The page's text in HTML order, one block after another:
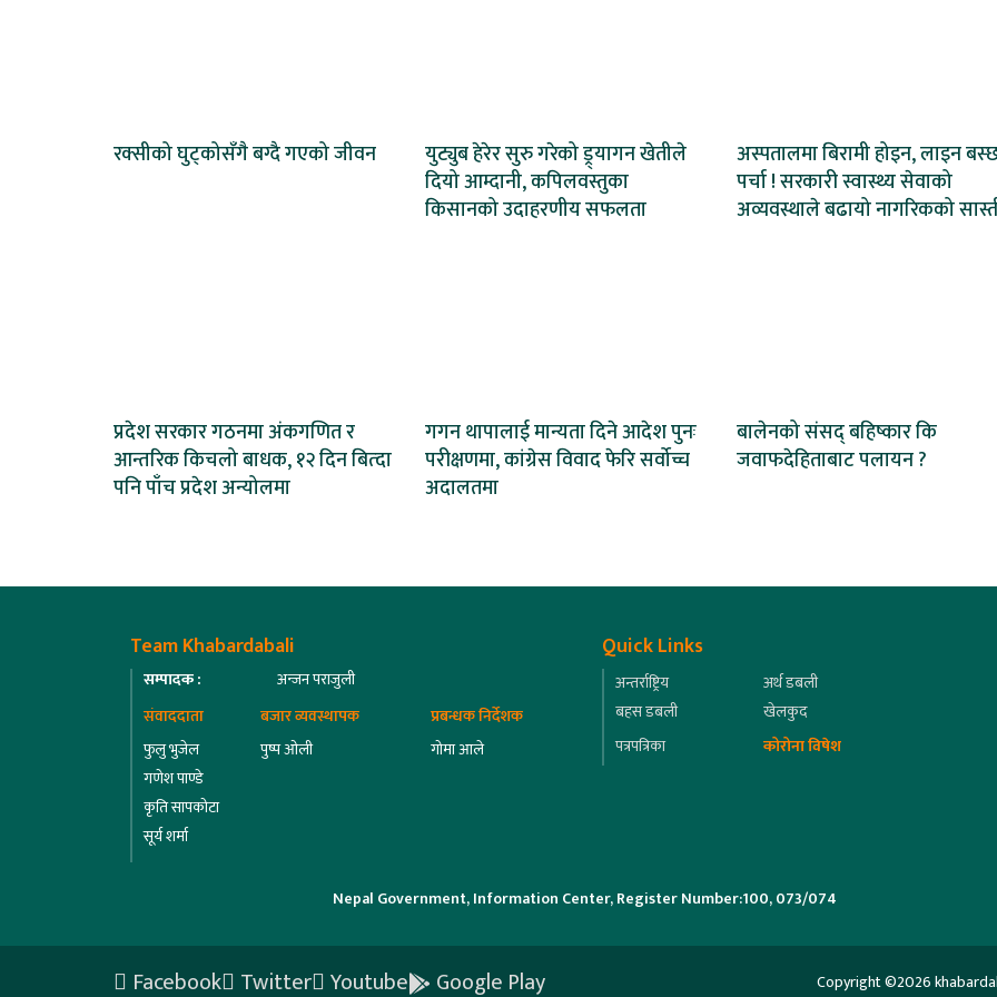
रक्सीको घुट्कोसँगै बग्दै गएको जीवन
युट्युब हेरेर सुरु गरेको ड्र्यागन खेतीले
दियो आम्दानी, कपिलवस्तुका
किसानको उदाहरणीय सफलता
अस्पतालमा बिरामी होइन, लाइन
पर्चा ! सरकारी स्वास्थ्य सेवाको
अव्यवस्थाले बढायो नागरिकको
प्रदेश सरकार गठनमा अंकगणित र
आन्तरिक किचलो बाधक, १२ दिन बित्दा
पनि पाँच प्रदेश अन्योलमा
गगन थापालाई मान्यता दिने आदेश पुनः
परीक्षणमा, कांग्रेस विवाद फेरि सर्वोच्च
अदालतमा
बालेनको संसद् बहिष्कार कि
जवाफदेहिताबाट पलायन ?
Team Khabardabali
सम्पादक :
अन्जन पराजुली
संवाददाता
फुलु भुजेल
गणेश पाण्डे
कृति सापकोटा
सूर्य शर्मा
बजार व्यवस्थापक
पुष्प ओली
प्रबन्धक निर्देशक
गोमा आले
Quick Links
अन्तर्राष्ट्रिय
अर्थ डबली
बहस डबली
खेलकुद
पत्रपत्रिका
कोरोना विषेश
Nepal Government, Information Center, Register Number:100, 073/074
Facebook Twitter Youtube Google Play Copyright ©2026